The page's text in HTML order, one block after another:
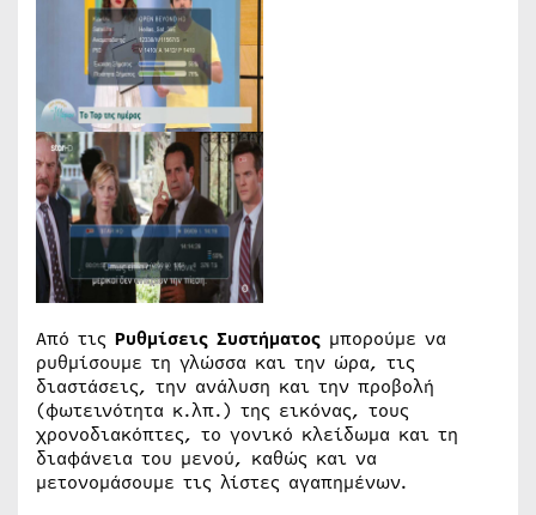
Από τις Ρυθμίσεις Συστήματος μπορούμε να
ρυθμίσουμε τη γλώσσα και την ώρα, τις
διαστάσεις, την ανάλυση και την προβολή
(φωτεινότητα κ.λπ.) της εικόνας, τους
χρονοδιακόπτες, το γονικό κλείδωμα και τη
διαφάνεια του μενού, καθώς και να
μετονομάσουμε τις λίστες αγαπημένων.